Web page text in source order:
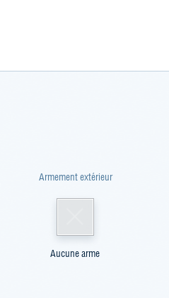
Armement extérieur
Aucune arme